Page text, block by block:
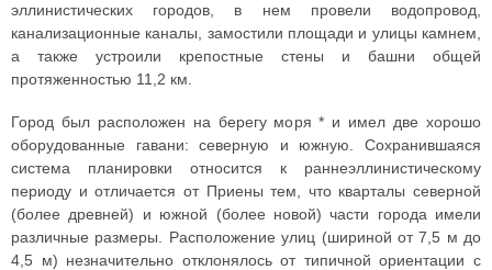
эллинистических городов, в нем провели водопровод,
канализационные каналы, замостили площади и улицы камнем,
а также устроили крепостные стены и башни общей
протяженностью 11,2 км.
Город был расположен на берегу моря * и имел две хорошо
оборудованные гавани: северную и южную. Сохранившаяся
система планировки относится к раннеэллинистическому
периоду и отличается от Приены тем, что кварталы северной
(более древней) и южной (более новой) части города имели
различные размеры. Расположение улиц (шириной от 7,5 м до
4,5 м) незначительно отклонялось от типичной ориентации с